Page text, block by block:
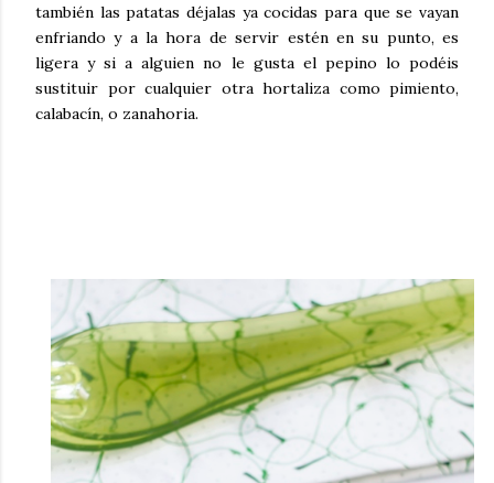
también las patatas déjalas ya cocidas para que se vayan
enfriando y a la hora de servir estén en su punto, es
ligera y si a alguien no le gusta el pepino lo podéis
sustituir por cualquier otra hortaliza como pimiento,
calabacín, o zanahoria.